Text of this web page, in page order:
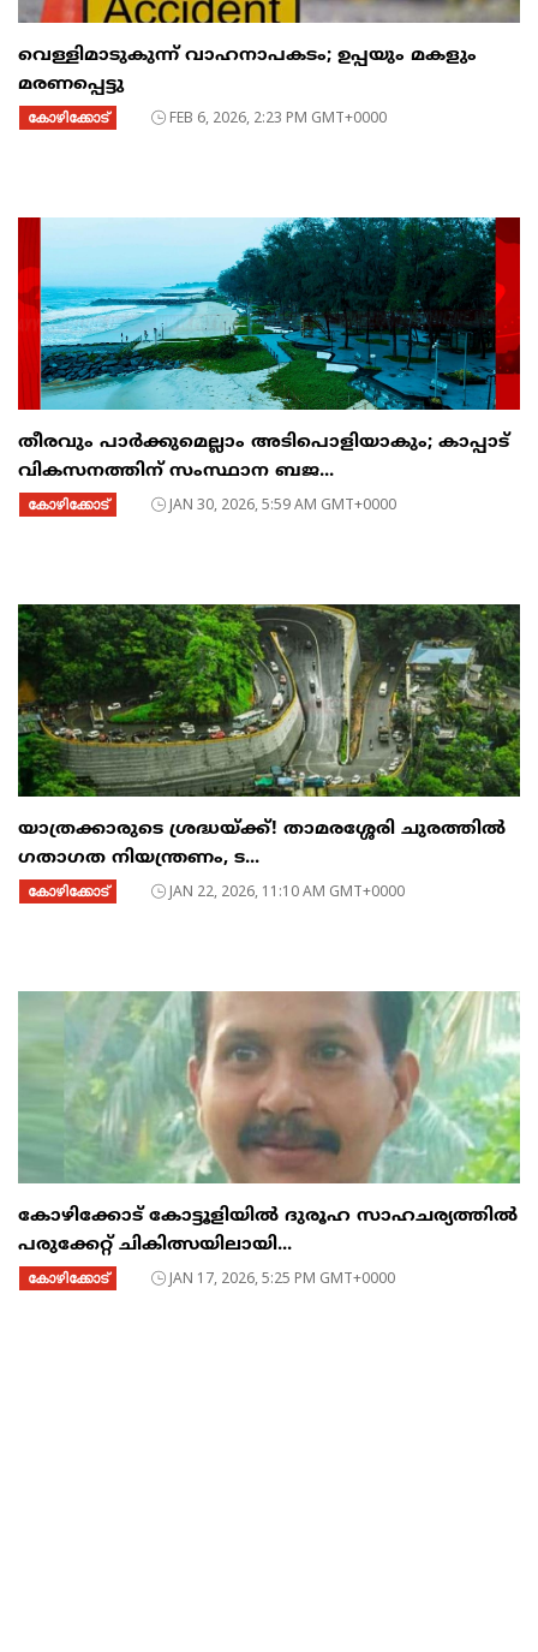
വെള്ളിമാടുകുന്ന് വാഹനാപകടം; ഉപ്പയും മകളും
മരണപ്പെട്ടു
കോഴിക്കോട് FEB 6, 2026, 2:23 PM GMT+0000
തീരവും പാർക്കുമെല്ലാം അടിപൊളിയാകും; കാപ്പാട്
വികസനത്തിന് സംസ്ഥാന ബജ...
കോഴിക്കോട് JAN 30, 2026, 5:59 AM GMT+0000
യാത്രക്കാരുടെ ശ്രദ്ധയ്ക്ക്! താമരശ്ശേരി ചുരത്തിൽ
ഗതാഗത നിയന്ത്രണം, ട...
കോഴിക്കോട് JAN 22, 2026, 11:10 AM GMT+0000
കോഴിക്കോട് കോട്ടൂളിയിൽ ദുരൂഹ സാഹചര്യത്തിൽ
പരുക്കേറ്റ് ചികിത്സയിലായി...
കോഴിക്കോട് JAN 17, 2026, 5:25 PM GMT+0000